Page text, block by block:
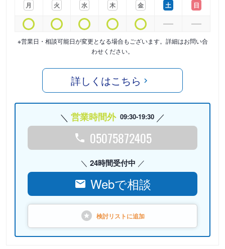
月
火
水
木
金
土
日
※営業日・相談可能日が変更となる場合もございます。詳細はお問い合
わせください。
詳しくはこちら
営業時間外 09:30-19:30
05075872405
24時間受付中
Webで相談
検討リストに追加